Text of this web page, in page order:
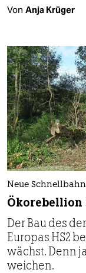
Von Anja Krüger
Neue
Ökorebellion
Der Bau des
Europas HS2
wächst. Denn
weichen.